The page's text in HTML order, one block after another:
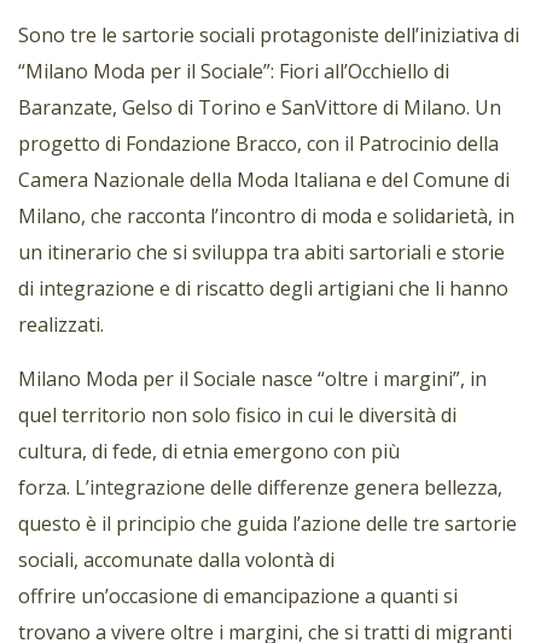
Sono tre le sartorie sociali protagoniste dell’iniziativa di
“Milano Moda per il Sociale”: Fiori all’Occhiello di
Baranzate, Gelso di Torino e SanVittore di Milano. Un
progetto di Fondazione Bracco, con il Patrocinio della
Camera Nazionale della Moda Italiana e del Comune di
Milano, che racconta l’incontro di moda e solidarietà, in
un itinerario che si sviluppa tra abiti sartoriali e storie
di integrazione e di riscatto degli artigiani che li hanno
realizzati.
Milano Moda per il Sociale nasce “oltre i margini”, in
quel territorio non solo fisico in cui le diversità di
cultura, di fede, di etnia emergono con più
forza. L’integrazione delle differenze genera bellezza,
questo è il principio che guida l’azione delle tre sartorie
sociali, accomunate dalla volontà di
offrire un’occasione di emancipazione a quanti si
trovano a vivere oltre i margini, che si tratti di migranti